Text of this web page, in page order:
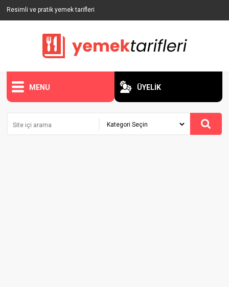
Resimli ve pratik yemek tarifleri
MENU ÜYELİK